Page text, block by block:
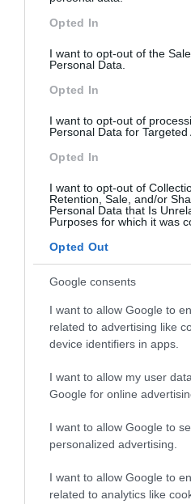
grant or deny consent to
use your data for below
Opted In
I want to opt-out of the
Personal Data.
Opted In
I want to opt-out of
Personal Data for Targeted
Opted In
I want to opt-out of
Retention, Sale, and/or
Personal Data that Is
Purposes for which it was
Opted Out
Google consents
I want to allow Google to
related to advertising like
device identifiers in apps.
I want to allow my user
Google for online
I want to allow Google to
personalized advertising.
I want to allow Google to
related to analytics like
Femina, Dívány, Sóbors,
Megjelenés:
asztali- és mobil nézetben
Hirdetés mérete:
300x250 pixel
Lokáció:
Országos
Kezdő dátum:
Leghamarabb
Kiválasztom a naptárból
Megjelenésszám-garanciával
(maximum 7 napon keresztül)